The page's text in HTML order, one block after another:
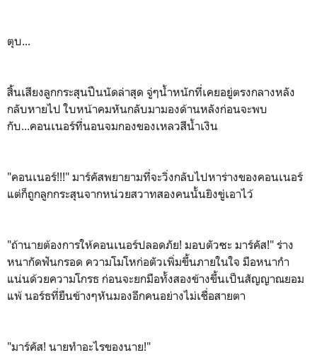
ตุบ...
สิ้นเสียงลูกกระสุนปืนนัดล่าสุด จู่ๆน้ำหนักที่เคยอยู่ตรงกลางหลัง
กลับหายไป ใบหน้าคมหันกลับมามองด้านหลังก่อนจะพบ
กับ...คอนเนอร์ที่นอนจมกองของเหลวสีน้ำเงิน
"คอนเนอร์!!!" มาร์คัสพยายามที่จะวิ่งกลับไปหาร่างของคอนเนอร์
แต่ก็ถูกลูกกระสุนจากหน่วยสวาทสองคนนั้นยิงขู่เอาไว้
"ถ้านายต้องการให้คอนเนอร์ปลอดภัย! มอบตัวซะ มาร์คัส!" ร่าง
หนากัดฟันกรอด ความโมโหก่อตัวเพิ่มขึ้นภายในใจ มือหนากำ
แน่นด้วยความโกรธ ก่อนจะยกมือทั้งสองข้างขึ้นเป็นสัญญาณยอม
แพ้ นอร์ธที่ยืนข้างๆหันมองอีกคนอย่างไม่เชื่อสายตา
"มาร์คัส! นายทำอะไรของนาย!"